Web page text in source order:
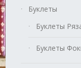
Буклеты
Буклеты
Буклеты